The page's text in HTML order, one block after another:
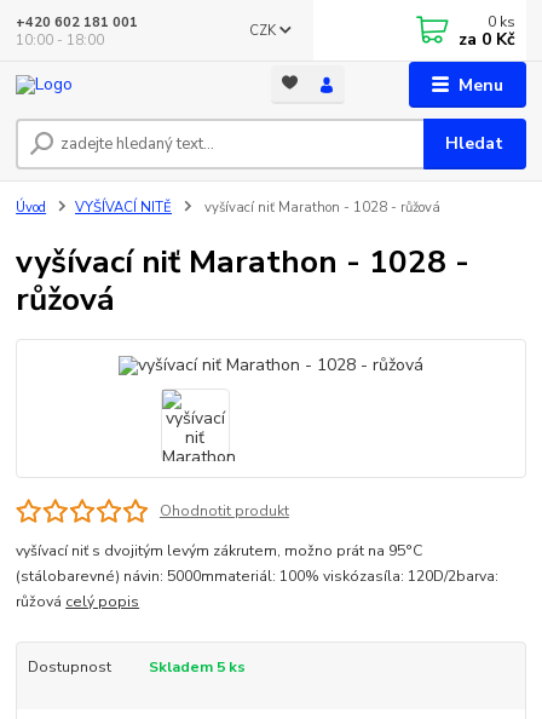
Menu
CZK
Hledat
+420 602 181 001
10:00 - 18:00
0 ks
za 0 Kč
Úvod VYŠÍVACÍ NITĚ vyšívací niť Marathon - 1028 - růžová
vyšívací niť Marathon - 1028 -
růžová
Ohodnotit produkt
vyšívací niť s dvojitým levým zákrutem, možno prát na 95°C
(stálobarevné) návin: 5000mmateriál: 100% viskózasíla: 120D/2barva:
růžová celý popis
Dostupnost Skladem 5 ks